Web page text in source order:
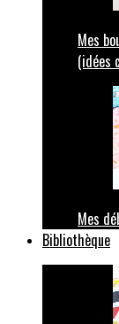
Mes
(idées
Mes
Bibliothèque